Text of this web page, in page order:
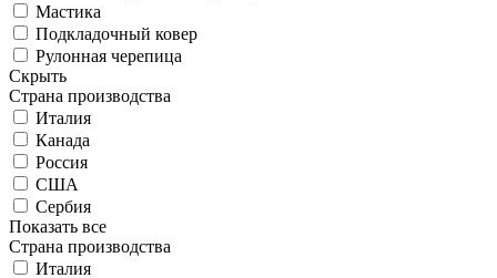
Мастика
Подкладочный ковер
Рулонная черепица
Скрыть
Страна производства
Италия
Канада
Россия
США
Сербия
Показать все
Страна производства
Италия